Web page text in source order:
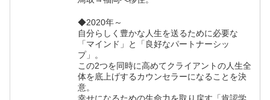
◆2020年～
自分らしく豊かな人生を送るために必要な
「マインド」と「良好なパートナーシッ
プ」。
この2つを同時に高めてクライアントの人生全
体を底上げするカウンセラーになることを決
意。